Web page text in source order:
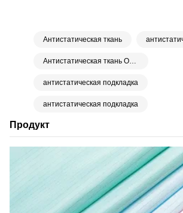
Продукт
Антистатическая ткань
Антистатическая ткань ОСР
антистатическая подкладка
антистатическая подкладка